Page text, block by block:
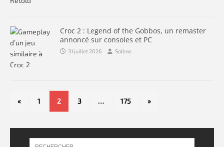
Croc 2 : Legend of the Gobbos, un remaster
annoncé sur consoles et PC
31 juillet 2026 Solène
« 1 2 3 … 175 »